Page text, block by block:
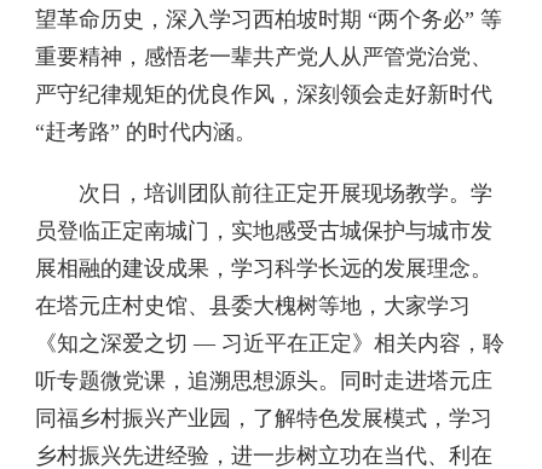
望革命历史，深入学习西柏坡时期 “两个务必” 等
重要精神，感悟老一辈共产党人从严管党治党、
严守纪律规矩的优良作风，深刻领会走好新时代
“赶考路” 的时代内涵。
次日，培训团队前往正定开展现场教学。学
员登临正定南城门，实地感受古城保护与城市发
展相融的建设成果，学习科学长远的发展理念。
在塔元庄村史馆、县委大槐树等地，大家学习
《知之深爱之切 — 习近平在正定》相关内容，聆
听专题微党课，追溯思想源头。同时走进塔元庄
同福乡村振兴产业园，了解特色发展模式，学习
乡村振兴先进经验，进一步树立功在当代、利在